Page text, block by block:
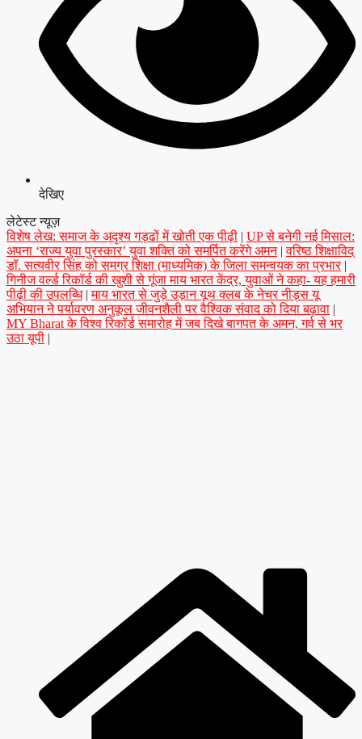
देखिए
लेटेस्ट न्यूज़
विशेष लेख: समाज के अदृश्य गड्ढों में खोती एक पीढ़ी | UP से बनेगी नई मिसाल:
अपना ‘राज्य युवा पुरस्कार’ युवा शक्ति को समर्पित करेंगे अमन | वरिष्ठ शिक्षाविद्
डॉ. सत्यवीर सिंह को समग्र शिक्षा (माध्यमिक) के जिला समन्वयक का प्रभार |
गिनीज वर्ल्ड रिकॉर्ड की खुशी से गूंजा माय भारत केंद्र, युवाओं ने कहा- यह हमारी
पीढ़ी की उपलब्धि | माय भारत से जुड़े उड़ान यूथ क्लब के नेचर नीड्स यू
अभियान ने पर्यावरण अनुकूल जीवनशैली पर वैश्विक संवाद को दिया बढ़ावा |
MY Bharat के विश्व रिकॉर्ड समारोह में जब दिखे बागपत के अमन, गर्व से भर
उठा यूपी |